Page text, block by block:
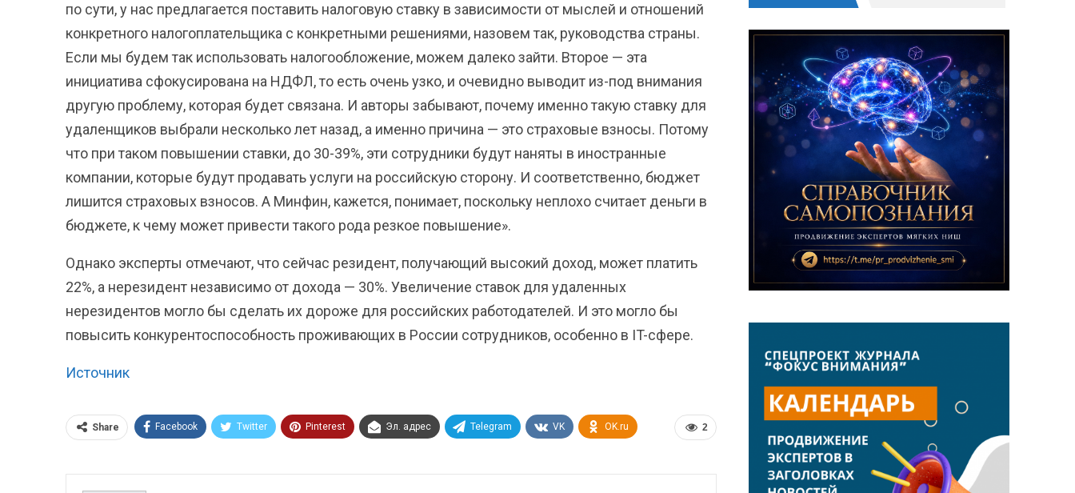
по сути, у нас предлагается поставить налоговую ставку в зависимости от мыслей и отношений
конкретного налогоплательщика с конкретными решениями, назовем так, руководства страны.
Если мы будем так использовать налогообложение, можем далеко зайти. Второе — эта
инициатива сфокусирована на НДФЛ, то есть очень узко, и очевидно выводит из-под внимания
другую проблему, которая будет связана. И авторы забывают, почему именно такую ставку для
удаленщиков выбрали несколько лет назад, а именно причина — это страховые взносы. Потому
что при таком повышении ставки, до 30-39%, эти сотрудники будут наняты в иностранные
компании, которые будут продавать услуги на российскую сторону. И соответственно, бюджет
лишится страховых взносов. А Минфин, кажется, понимает, поскольку неплохо считает деньги в
бюджете, к чему может привести такого рода резкое повышение».
Однако эксперты отмечают, что сейчас резидент, получающий высокий доход, может платить
22%, а нерезидент независимо от дохода — 30%. Увеличение ставок для удаленных
нерезидентов могло бы сделать их дороже для российских работодателей. И это могло бы
повысить конкурентоспособность проживающих в России сотрудников, особенно в IT-сфере.
Источник
2
Share Facebook Twitter Pinterest Эл. адрес Telegram VK OK.ru